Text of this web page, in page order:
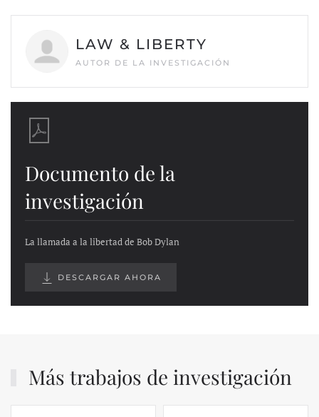
LAW & LIBERTY
AUTOR DE LA INVESTIGACIÓN
Documento de la
investigación
La llamada a la libertad de Bob Dylan
DESCARGAR AHORA
Más trabajos de investigación